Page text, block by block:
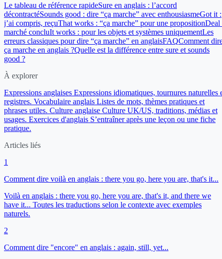
Le tableau de référence rapideSure en anglais : l’accord
décontractéSounds good : dire “ça marche” avec enthousiasmeGot it :
j’ai compris, reçuThat works : “ça marche” pour une propositionDeal
marché concluIt works : pour les objets et systèmes uniquementLes
erreurs classiques pour dire “ça marche” en anglaisFAQComment
ça marche en anglais ?Quelle est la différence entre sure et sounds
good ?
À explorer
Expressions anglaises Expressions idiomatiques, tournures naturelles
registres. Vocabulaire anglais Listes de mots, thèmes pratiques et
phrases utiles. Culture anglaise Culture UK/US, traditions, médias et
usages. Exercices d'anglais S’entraîner après une leçon ou une fiche
pratique.
Articles liés
1
Comment dire voilà en anglais : there you go, here you are, that's it...
Voilà en anglais : there you go, here you are, that's it, and there we
have it... Toutes les traductions selon le contexte avec exemples
naturels.
2
Comment dire "encore" en anglais : again, still, yet...